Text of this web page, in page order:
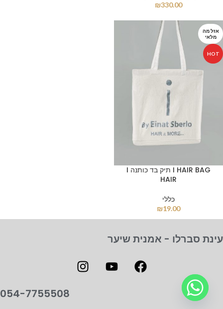
₪330.00
אזל מה
מלאי
HOT
I HAIR BAG תיק בד כותנה I
HAIR
כללי
₪19.00
עינת סברלו - אמנית שיער
054-7755508